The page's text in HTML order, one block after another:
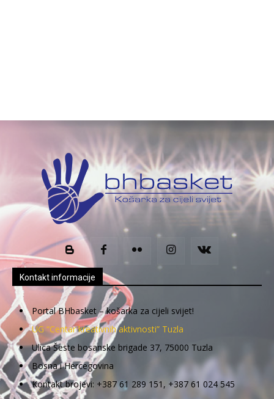
Kontakt informacije
Portal BHbasket – košarka za cijeli svijet!
UG “Centar kreativnih aktivnosti” Tuzla
Ulica Šeste bosanske brigade 37, 75000 Tuzla
Bosna i Hercegovina
Kontakt brojevi: +387 61 289 151, +387 61 024 545